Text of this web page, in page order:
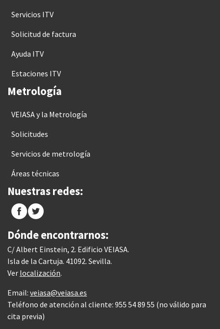
Servicios ITV
Solicitud de factura
Ayuda ITV
Estaciones ITV
Metrología
VEIASA y la Metrología
Solicitudes
Servicios de metrología
Áreas técnicas
Nuestras redes:
Dónde encontrarnos:
C/ Albert Einstein, 2. Edificio VEIASA.
Isla de la Cartuja. 41092. Sevilla.
Ver localización.
Email: veiasa@veiasa.es
Teléfono de atención al cliente: 955 54 89 55 (no válido para
cita previa)